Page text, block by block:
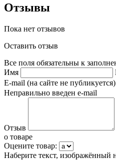
Отзывы
Пока нет отзывов
Оставить отзыв
Все поля обязательны к
Имя
E-mail (на сайте не публикуется)
Неправильно введен e-mail
Отзыв
о товаре
Оцените товар:
Наберите текст, изображённый